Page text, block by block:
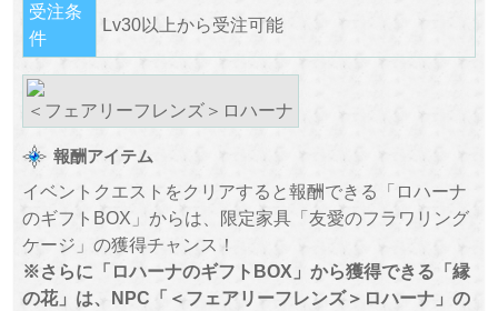
受注条
件
Lv30以上から受注可能
＜フェアリーフレンズ＞ロハーナ
報酬アイテム
イベントクエストをクリアすると報酬できる「ロハーナ
のギフトBOX」からは、限定家具「友愛のフラワリング
ケージ」の獲得チャンス！
※さらに「ロハーナのギフトBOX」から獲得できる「縁
の花」は、NPC「＜フェアリーフレンズ＞ロハーナ」の